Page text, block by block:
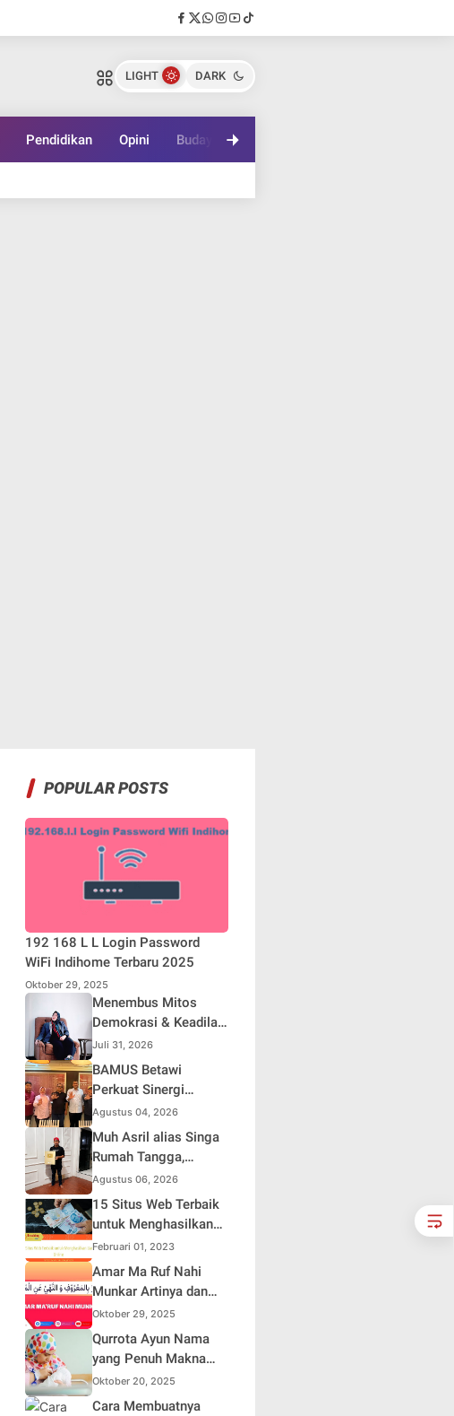
LIGHT DARK
Pendidikan Opini Budaya
POPULAR POSTS
192 168 L L Login Password
WiFi Indihome Terbaru 2025
Oktober 29, 2025
Menembus Mitos
Demokrasi & Keadilan
Sosial: Adv. Fara
Fariha Rodliyana
Soroti Distorsi
Simpati Publik dan
Aksi Main Hakim
Sendiri
Juli 31, 2026
BAMUS Betawi
Perkuat Sinergi
dengan Polda Metro
Jaya, Tegaskan
Komitmen Menjaga
Jakarta Aman, Damai,
dan Kondusif Jelang
HUT ke-81 Republik
Indonesia
Agustus 04, 2026
Muh Asril alias Singa
Rumah Tangga,
Kreator Kocak yang
Jago Bikin Kisah
Suami Takut Istri Jadi
Agustus 06, 2026
15 Situs Web Terbaik
untuk Menghasilkan
Uang Online
Februari 01, 2023
Amar Ma Ruf Nahi
Munkar Artinya dan
Maknanya dalam
Islam
Oktober 29, 2025
Qurrota Ayun Nama
yang Penuh Makna
dalam Kehidupan
Muslim Indonesia
Oktober 20, 2025
Cara Membuatnya